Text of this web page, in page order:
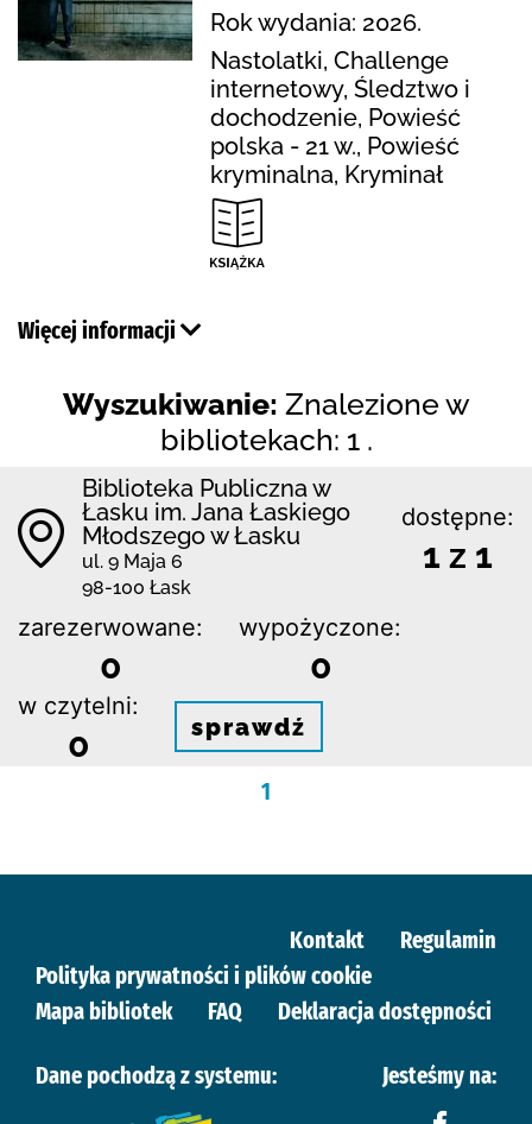
Rok wydania: 2026.
Nastolatki, Challenge
internetowy, Śledztwo i
dochodzenie, Powieść
polska - 21 w., Powieść
kryminalna, Kryminał
Więcej informacji
Wyszukiwanie: Znalezione w
bibliotekach: 1 .
Biblioteka Publiczna w
Łasku im. Jana Łaskiego
Młodszego w Łasku
ul. 9 Maja 6
98-100 Łask
dostępne:
1 z 1
zarezerwowane:
0
wypożyczone:
0
w czytelni:
0 sprawdź
1
Kontakt
Regulamin
Polityka prywatności i plików cookie
Mapa bibliotek
FAQ Deklaracja dostępności
Dane pochodzą z systemu: Jesteśmy na: